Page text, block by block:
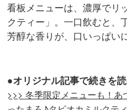
看板メニューは、濃厚でリ
クティー」。一口飲むと、
芳醇な香りが、口いっぱい
●オリジナル記事で続きを
>>> 冬季限定メニューも！